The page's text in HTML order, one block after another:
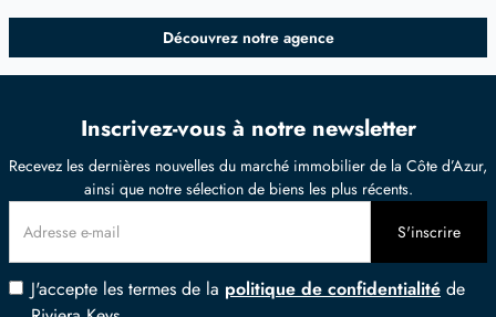
Découvrez notre agence
Inscrivez-vous à notre newsletter
Recevez les dernières nouvelles du marché immobilier de la Côte d’Azur,
ainsi que notre sélection de biens les plus récents.
J'accepte les termes de la politique de confidentialité de